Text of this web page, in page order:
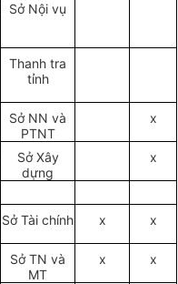
Sở Nội vụ
Thanh tra
tỉnh
Sở NN và
PTNT
x
Sở Xây
dựng
x
Sở Tài chính x x
SởTN và
MT
x x